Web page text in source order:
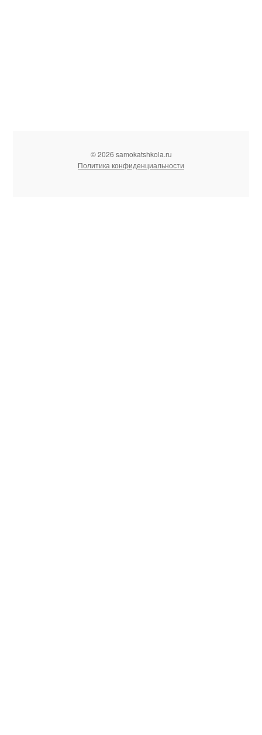
© 2026 samokatshkola.ru
Политика конфиденциальности